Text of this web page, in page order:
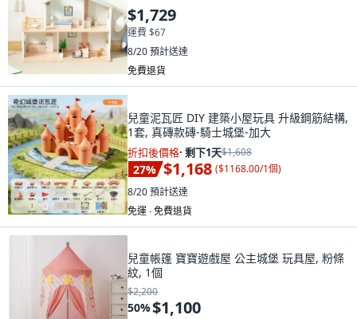
$1,729
運費 $67
8/20預計送達
免費退貨
兒童泥瓦匠 DIY 建築小屋玩具 升級鋼筋結構,
1套, 真磚款磚-騎士城堡-加大
折扣後價格· 剩下1天$1,608
27% $1,168 ($1168.00/1個)
8/20預計送達
免運 ∙ 免費退貨
兒童帳篷 寶寶遊戲屋 公主城堡 玩具屋, 粉條
紋, 1個
$2,200
50%$1,100